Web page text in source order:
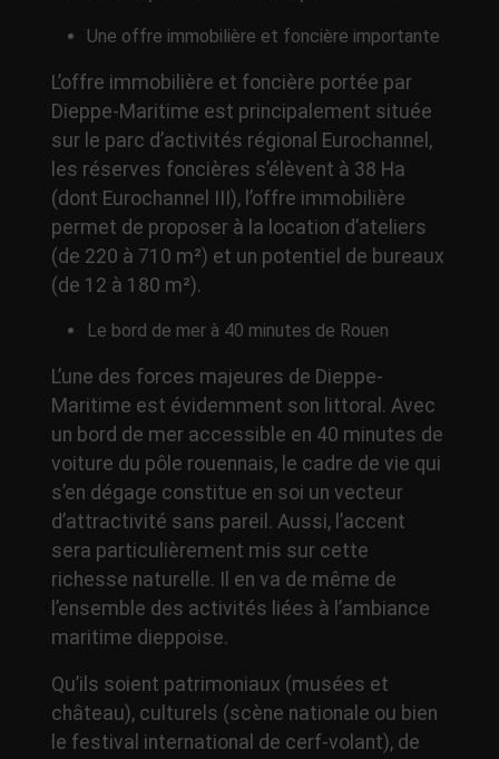
Une offre immobilière et foncière importante
L’offre immobilière et foncière portée par
Dieppe-Maritime est principalement située
sur le parc d’activités régional Eurochannel,
les réserves foncières s’élèvent à 38 Ha
(dont Eurochannel III), l’offre immobilière
permet de proposer à la location d’ateliers
(de 220 à 710 m²) et un potentiel de bureaux
(de 12 à 180 m²).
Le bord de mer à 40 minutes de Rouen
L’une des forces majeures de Dieppe-
Maritime est évidemment son littoral. Avec
un bord de mer accessible en 40 minutes de
voiture du pôle rouennais, le cadre de vie qui
s’en dégage constitue en soi un vecteur
d’attractivité sans pareil. Aussi, l’accent
sera particulièrement mis sur cette
richesse naturelle. Il en va de même de
l’ensemble des activités liées à l’ambiance
maritime dieppoise.
Qu’ils soient patrimoniaux (musées et
château), culturels (scène nationale ou bien
le festival international de cerf-volant), de